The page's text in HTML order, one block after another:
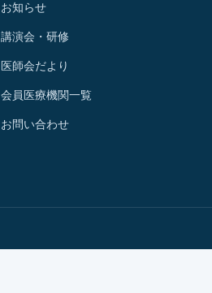
お知らせ
講演会・研修
医師会だより
会員医療機関一覧
お問い合わせ